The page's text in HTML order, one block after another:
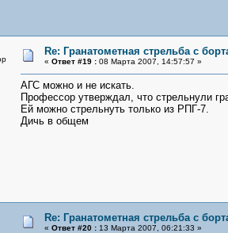
Re: Гранатометная стрельба с
« Ответ #19 :08 Марта 2007, 14:57:57 »
АГС можно и не искать.
Профессор утверждал, что стрельнули
Ей можно стрельнуть только из РПГ-7.
Дичь в общем
Re: Гранатометная стрельба с
« Ответ #20 :13 Марта 2007, 06:21:33 »